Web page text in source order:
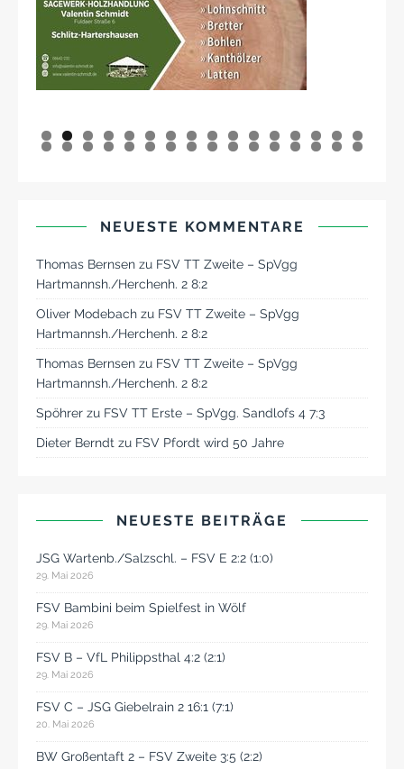
0 1 2 3 4 5 6
7 8 9 0 1 2 3 4 5 6 7 8 9 0 1 2
NEUESTE KOMMENTARE
Thomas Bernsen zu FSV TT Zweite – SpVgg
Hartmannsh./Herchenh. 2 8:2
Oliver Modebach zu FSV TT Zweite – SpVgg
Hartmannsh./Herchenh. 2 8:2
Thomas Bernsen zu FSV TT Zweite – SpVgg
Hartmannsh./Herchenh. 2 8:2
Spöhrer zu FSV TT Erste – SpVgg. Sandlofs 4 7:3
Dieter Berndt zu FSV Pfordt wird 50 Jahre
NEUESTE BEITRÄGE
JSG Wartenb./Salzschl. – FSV E 2:2 (1:0)
29. Mai 2026
FSV Bambini beim Spielfest in Wölf
29. Mai 2026
FSV B – VfL Philippsthal 4:2 (2:1)
29. Mai 2026
FSV C – JSG Giebelrain 2 16:1 (7:1)
20. Mai 2026
BW Großentaft 2 – FSV Zweite 3:5 (2:2)